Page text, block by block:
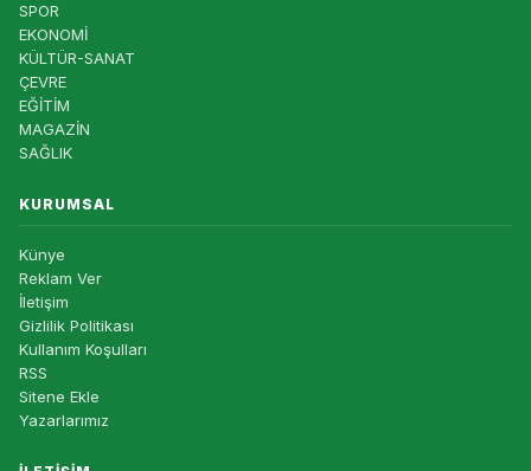
SPOR
EKONOMİ
KÜLTÜR-SANAT
ÇEVRE
EĞİTİM
MAGAZİN
SAĞLIK
KURUMSAL
Künye
Reklam Ver
İletişim
Gizlilik Politikası
Kullanım Koşulları
RSS
Sitene Ekle
Yazarlarımız